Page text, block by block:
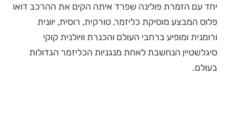
יחד עם הזמרת פולינה שפרד איתה הקים את ההרכב דואו
פלוס המבצע מוסיקת כליזמר, טורקית, רוסית, יוונית
ורומנית ומופיע ברחבי העולם והכנרת וויולנית קוקי
סיגלשטיין הנחשבת לאחת מנגניות הכליזמר הגדולות
בעולם.